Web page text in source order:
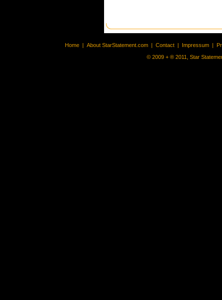
Home | About StarStatement.com | Contact | Impressum |
© 2009 + ® 2011, Star